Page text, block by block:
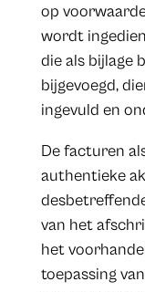
op
wordt
die als bijlage
bijgevoegd,
ingevuld en
De facturen
authentieke
van het
het
toepassing